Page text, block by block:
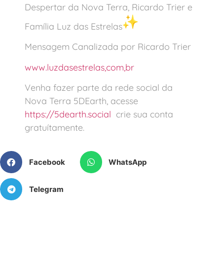
Despertar da Nova Terra, Ricardo Trier e
Família Luz das Estrelas
Mensagem Canalizada por Ricardo Trier
www.luzdasestrelas,com,br
Venha fazer parte da rede social da
Nova Terra 5DEarth, acesse
https://5dearth.social crie sua conta
gratuítamente.
Facebook WhatsApp
Telegram